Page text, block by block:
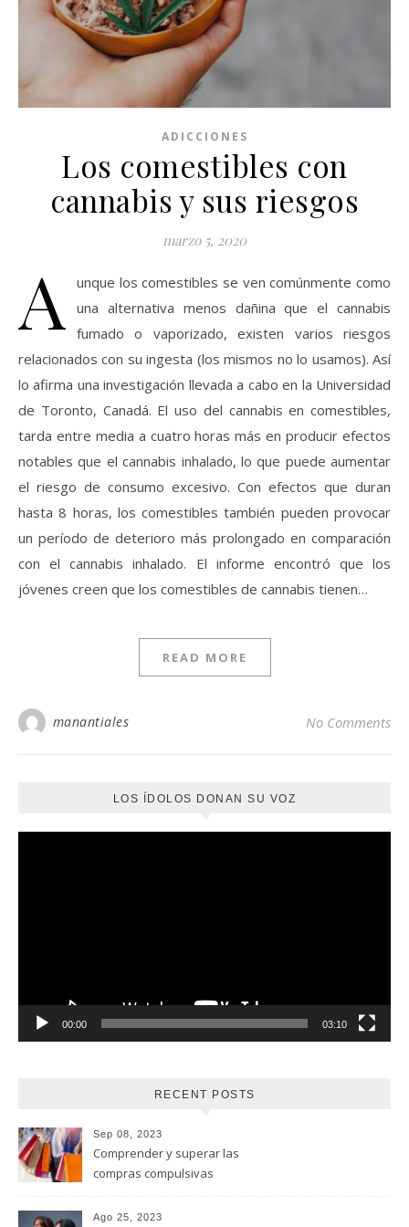
ADICCIONES
Los comestibles con
cannabis y sus riesgos
marzo 5, 2020
A unque los comestibles se ven comúnmente como
una alternativa menos dañina que el cannabis
fumado o vaporizado, existen varios riesgos
relacionados con su ingesta (los mismos no lo usamos). Así
lo afirma una investigación llevada a cabo en la Universidad
de Toronto, Canadá. El uso del cannabis en comestibles,
tarda entre media a cuatro horas más en producir efectos
notables que el cannabis inhalado, lo que puede aumentar
el riesgo de consumo excesivo. Con efectos que duran
hasta 8 horas, los comestibles también pueden provocar
un período de deterioro más prolongado en comparación
con el cannabis inhalado. El informe encontró que los
jóvenes creen que los comestibles de cannabis tienen…
READ MORE
manantiales No Comments
LOS ÍDOLOS DONAN SU VOZ
00:00 03:10
RECENT POSTS
Sep 08, 2023
Comprender y superar las
compras compulsivas
Ago 25, 2023